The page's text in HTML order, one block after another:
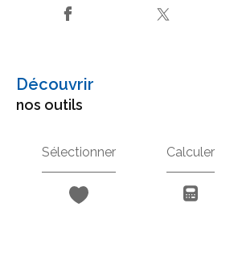
découvrir
nos outils
Sélectionner Calculer